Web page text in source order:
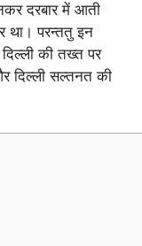
दरबार में आती
था। परन्ततु इन
की तख्त पर
दिल्ली सल्तनत की